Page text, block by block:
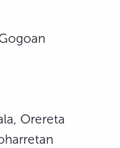
Orereta